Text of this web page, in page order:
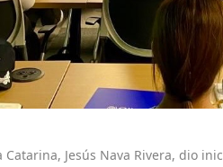
Catarina, Jesús Nava Rivera, dio